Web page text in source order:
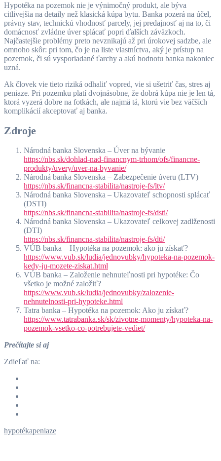
Hypotéka na pozemok nie je výnimočný produkt, ale býva
citlivejšia na detaily než klasická kúpa bytu. Banka pozerá na účel,
právny stav, technickú vhodnosť parcely, jej predajnosť aj na to, či
domácnosť zvládne úver splácať popri ďalších záväzkoch.
Najčastejšie problémy preto nevznikajú až pri úrokovej sadzbe, ale
omnoho skôr: pri tom, čo je na liste vlastníctva, aký je prístup na
pozemok, či sú vysporiadané ťarchy a akú hodnotu banka nakoniec
uzná.
Ak človek vie tieto riziká odhaliť vopred, vie si ušetriť čas, stres aj
peniaze. Pri pozemku platí dvojnásobne, že dobrá kúpa nie je len tá,
ktorá vyzerá dobre na fotkách, ale najmä tá, ktorú vie bez väčších
komplikácií akceptovať aj banka.
Zdroje
Národná banka Slovenska – Úver na bývanie
https://nbs.sk/dohlad-nad-financnym-trhom/ofs/financne-
produkty/uvery/uver-na-byvanie/
Národná banka Slovenska – Zabezpečenie úveru (LTV)
https://nbs.sk/financna-stabilita/nastroje-fs/ltv/
Národná banka Slovenska – Ukazovateľ schopnosti splácať
(DSTI)
https://nbs.sk/financna-stabilita/nastroje-fs/dsti/
Národná banka Slovenska – Ukazovateľ celkovej zadlženosti
(DTI)
https://nbs.sk/financna-stabilita/nastroje-fs/dti/
VÚB banka – Hypotéka na pozemok: ako ju získať?
https://www.vub.sk/ludia/jednovubky/hypoteka-na-pozemok-
kedy-ju-mozete-ziskat.html
VÚB banka – Založenie nehnuteľnosti pri hypotéke: Čo
všetko je možné založiť?
https://www.vub.sk/ludia/jednovubky/zalozenie-
nehnutelnosti-pri-hypoteke.html
Tatra banka – Hypotéka na pozemok: Ako ju získať?
https://www.tatrabanka.sk/sk/zivotne-momenty/hypoteka-na-
pozemok-vsetko-co-potrebujete-vediet/
Prečítajte si aj
Zdieľať na:
hypotékapeniaze